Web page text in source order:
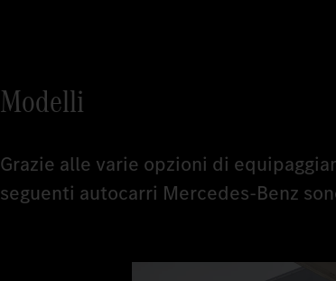
Modelli
Grazie alle varie opzioni di
seguenti autocarri Mercedes‑Benz